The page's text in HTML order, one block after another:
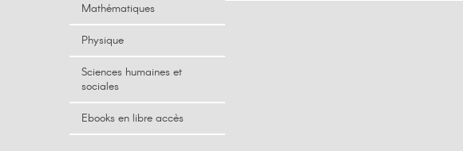
Mathématiques
Physique
Sciences humaines et
sociales
Ebooks en libre accès